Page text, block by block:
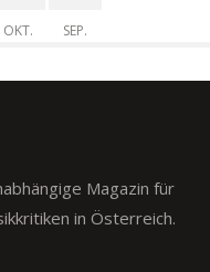
OKT.
SEP.
Magazin für
in Österreich.